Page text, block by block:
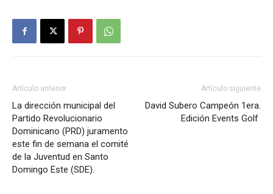
Artículo anterior
La dirección municipal del
Partido Revolucionario
Dominicano (PRD) juramento
este fin de semana el comité
de la Juventud en Santo
Domingo Este (SDE).
Artículo siguiente
David Subero Campeón 1era.
Edición Events Golf